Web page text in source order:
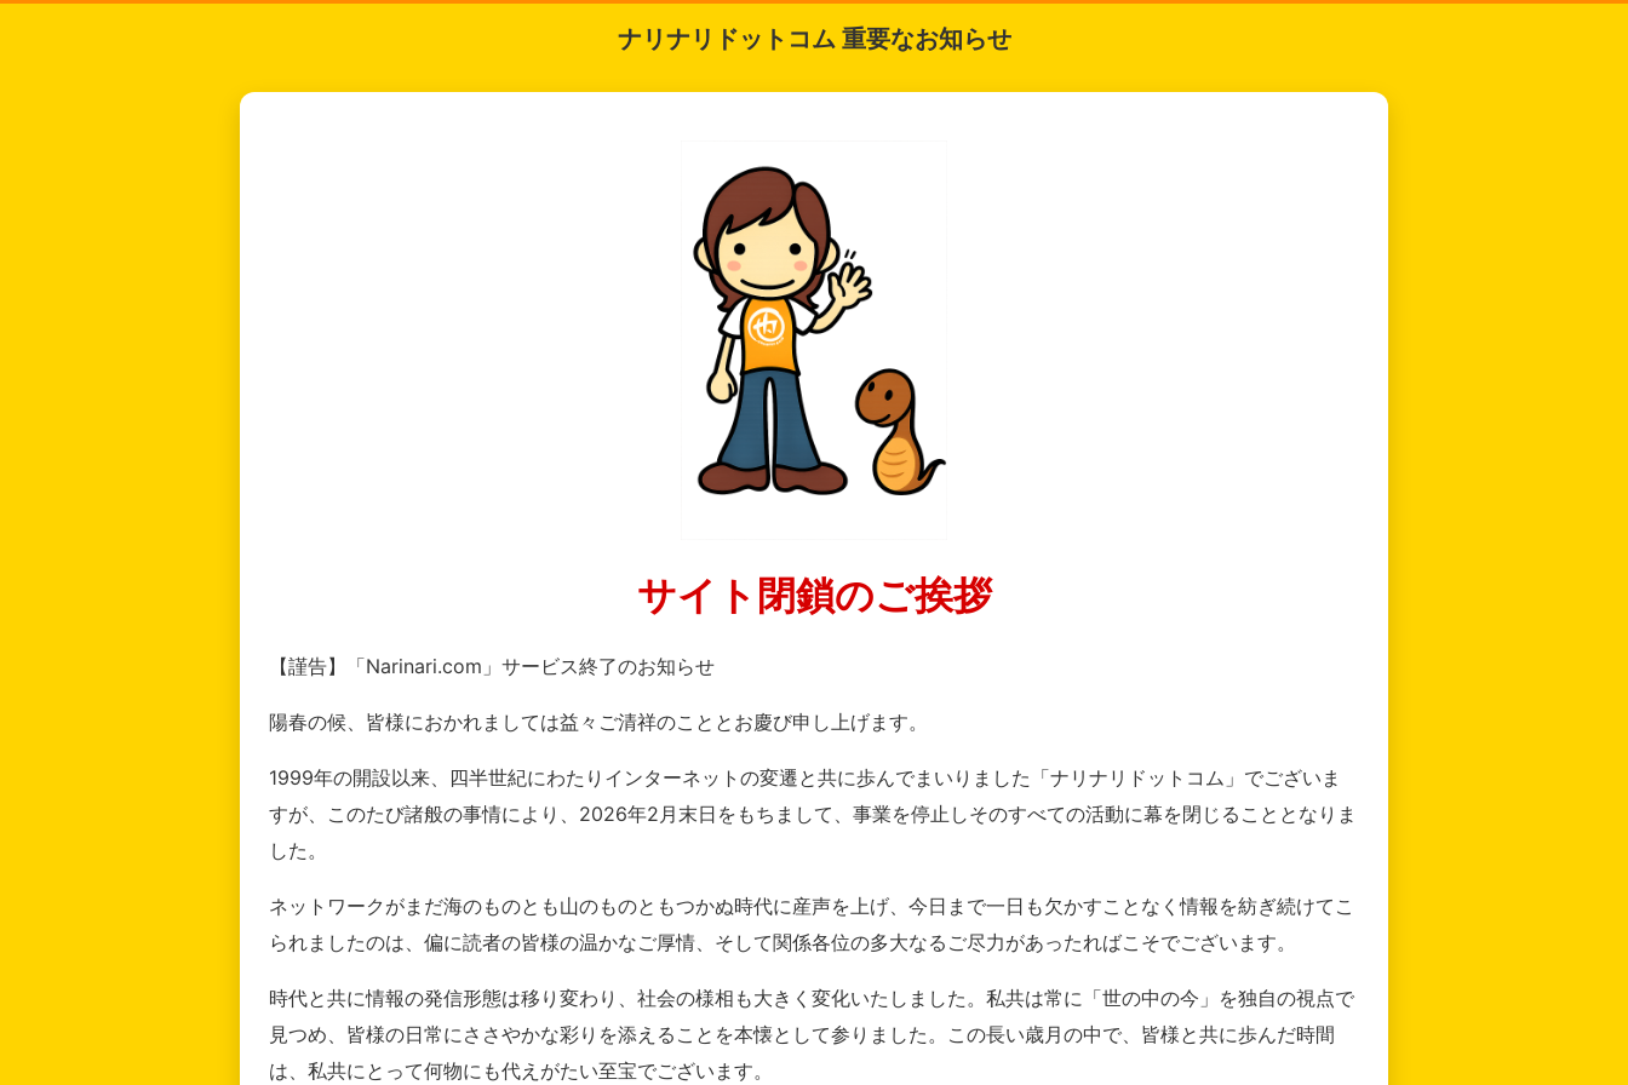
ナリナリドットコム 重要なお知らせ
サイト閉鎖のご挨拶
【謹告】「Narinari.com」サービス終了のお知らせ
陽春の候、皆様におかれましては益々ご清祥のこととお慶び申し上げます。
1999年の開設以来、四半世紀にわたりインターネットの変遷と共に歩んでまいりました「ナリナリドットコム」でございま
すが、このたび諸般の事情により、2026年2月末日をもちまして、事業を停止しそのすべての活動に幕を閉じることとなりま
した。
ネットワークがまだ海のものとも山のものともつかぬ時代に産声を上げ、今日まで一日も欠かすことなく情報を紡ぎ続けてこ
られましたのは、偏に読者の皆様の温かなご厚情、そして関係各位の多大なるご尽力があったればこそでございます。
時代と共に情報の発信形態は移り変わり、社会の様相も大きく変化いたしました。私共は常に「世の中の今」を独自の視点で
見つめ、皆様の日常にささやかな彩りを添えることを本懐として参りました。この長い歳月の中で、皆様と共に歩んだ時間
は、私共にとって何物にも代えがたい至宝でございます。